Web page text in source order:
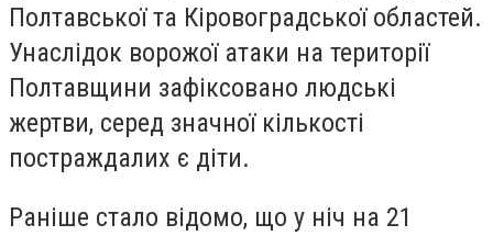
Полтавської та Кіровоградської областей.
Унаслідок ворожої атаки на території
Полтавщини зафіксовано людські
жертви, серед значної кількості
постраждалих є діти.
Раніше стало відомо, що у ніч на 21